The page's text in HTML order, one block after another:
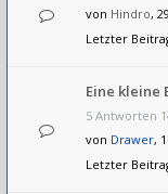
von Hindro,
Letzter
Eine kleine
5 Antworten
von Drawer,
Letzter